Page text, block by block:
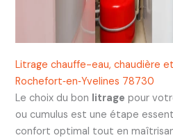
Litrage chauffe-eau, chaudière
Rochefort‑en‑Yvelines 78730
Le choix du bon litrage pour
ou cumulus est une étape
confort optimal tout en